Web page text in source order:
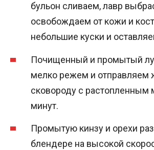
бульон сливаем, лавр
освобождаем от кожи и
небольшие куски и
Почищенный и промытый
мелко режем и отправляем
сковороду с растопленным
минут.
Промытую кинзу и орехи
блендере на высокой